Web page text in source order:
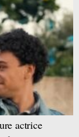
actrice